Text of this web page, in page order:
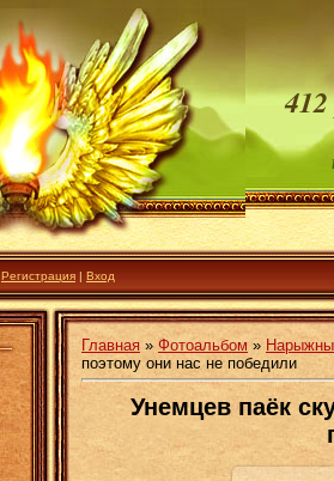
Регистрация | Вход
Главная » Фотоальбом »
поэтому они нас не победили
Унемцев паёк